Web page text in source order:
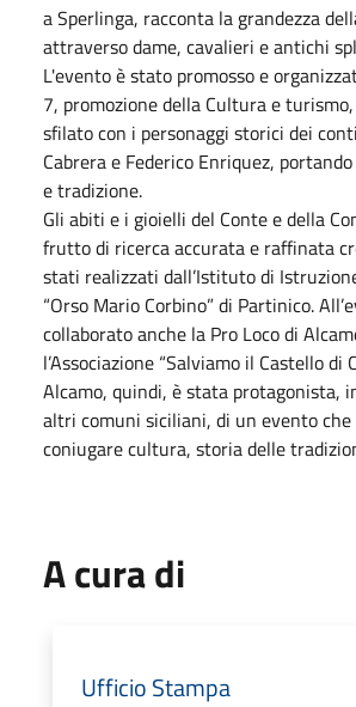
a Sperlinga, racconta la grandezza
attraverso dame, cavalieri e antichi
L'evento è stato promosso e
7, promozione della Cultura e
sfilato con i personaggi storici dei
Cabrera e Federico Enriquez,
e tradizione.
Gli abiti e i gioielli del Conte e della
frutto di ricerca accurata e raffinata
stati realizzati dall’Istituto di
“Orso Mario Corbino” di Partinico.
collaborato anche la Pro Loco di
l’Associazione “Salviamo il Castello di
Alcamo, quindi, è stata protagonista,
altri comuni siciliani, di un evento
coniugare cultura, storia delle
A cura di
Ufficio Stampa